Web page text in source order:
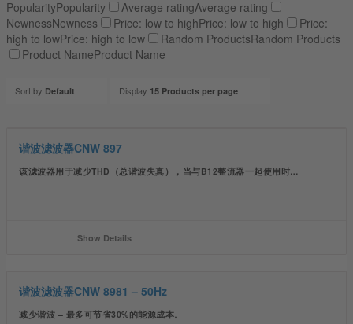
PopularityPopularity Average ratingAverage rating
NewnessNewness Price: low to highPrice: low to high
Price:
high to lowPrice: high to low Random ProductsRandom Products
Product NameProduct Name
Sort by Default Display 15 Products per page
谐波滤波器CNW 897
该滤波器用于减少THD（总谐波失真），当与B12整流器一起使用时…
Show Details
谐波滤波器CNW 8981 – 50Hz
减少谐波 – 最多可节省30%的能源成本。